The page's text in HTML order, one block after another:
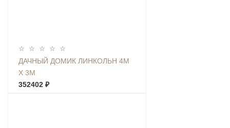
ДАЧНЫЙ ДОМИК ЛИНКОЛЬН 4М
Х 3М
352402 ₽